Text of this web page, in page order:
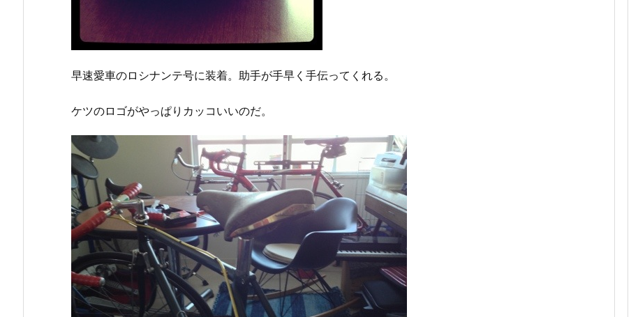
早速愛車のロシナンテ号に装着。助手が手早く手伝ってくれる。
ケツのロゴがやっぱりカッコいいのだ。